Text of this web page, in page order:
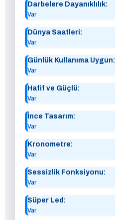
Darbelere Dayanıklılık:
Var
Dünya Saatleri:
Var
Günlük Kullanıma Uygun:
Var
Hafif ve Güçlü:
Var
İnce Tasarım:
Var
Kronometre:
Var
Sessizlik Fonksiyonu:
Var
Süper Led:
Var